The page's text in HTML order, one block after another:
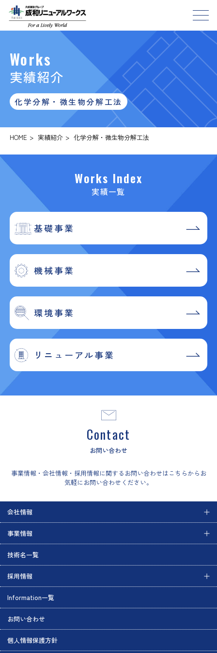
Works
実績紹介
化学分解・微生物分解工法
HOME > 実績紹介 > 化学分解・微生物分解工法
Works Index
実績一覧
基礎事業
機械事業
環境事業
リニューアル事業
Contact
お問い合わせ
事業情報・会社情報・採用情報に関するお問い合わせはこちらからお
気軽にお問い合わせください。
会社情報
事業情報
技術名一覧
採用情報
Information一覧
お問い合わせ
個人情報保護方針